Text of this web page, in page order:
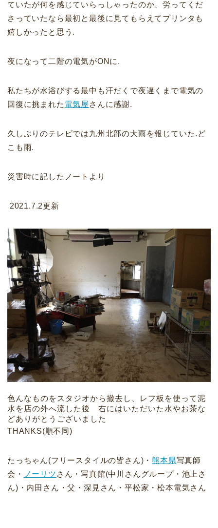
ていたが何を感じていらっしゃったのか、労ってくだ
さっていたなら最初と最後に見てもらえてプリンタも
嬉しかったと思う.
夜になって二階の電気がONに.
私たちが水浴びする最中も汗だくで夜遅くまで電気の
回復に挑まれた 電気屋 さんに感謝.
久しぶりのテレビでは九州北部の大雨を報じていた.ど
こも雨.
災害時に記したノートより
2021.7.2更新
色んなものをスタジオから撤去し、レフ板を使って泥
水を店の外へ流した後 右にはいただいた水やお茶な
どありがとうございました
THANKS(順不同)
たっちゃん(フリースタイルの皆さん)・熊本県写真師
会・
ノーリツ さん・写真館(中川さんグループ・池上さ
ん)・内田さん・父・深見さん・平松家・松本電気さん